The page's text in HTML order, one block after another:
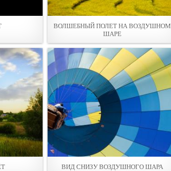
ВОЛШЕБНЫЙ ПОЛЕТ НА ВОЗДУШНОМ
ШАРЕ
ВИД СНИЗУ ВОЗДУШНОГО ШАРА